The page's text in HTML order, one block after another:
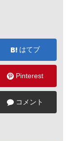
はてブ
Pinterest
コメント